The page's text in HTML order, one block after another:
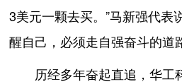
3美元一颗去买。”马新强代表
醒自己，必须走自强奋斗的道
历经多年奋起直追，华工